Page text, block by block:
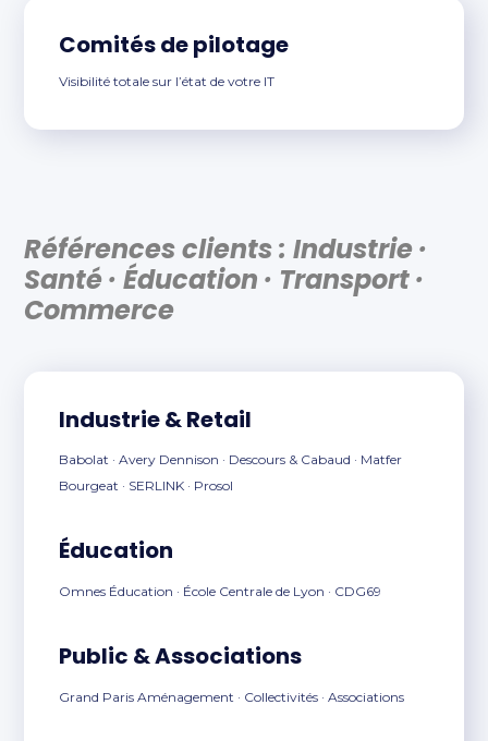
Comités de pilotage
Visibilité totale sur l’état de votre IT
Références clients :Industrie ·
Santé · Éducation · Transport ·
Commerce
Industrie & Retail
Babolat · Avery Dennison · Descours & Cabaud · Matfer
Bourgeat · SERLINK · Prosol
Éducation
Omnes Éducation · École Centrale de Lyon · CDG69
Public & Associations
Grand Paris Aménagement · Collectivités · Associations